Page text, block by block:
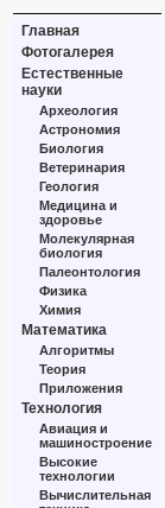
Главная
Фотогалерея
Естественные
науки
Археология
Астрономия
Биология
Ветеринария
Геология
Медицина и
здоровье
Молекулярная
биология
Палеонтология
Физика
Химия
Математика
Алгоритмы
Теория
Приложения
Технология
Авиация и
машиностроение
Высокие
технологии
Вычислительная